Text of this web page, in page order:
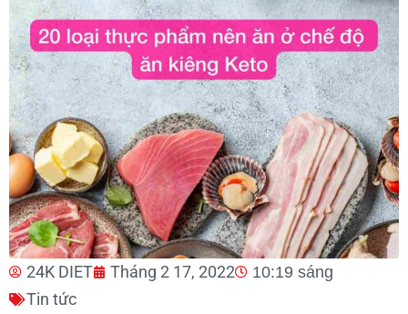
24K DIET Tháng 2 17, 2022 10:19 sáng
Tin tức